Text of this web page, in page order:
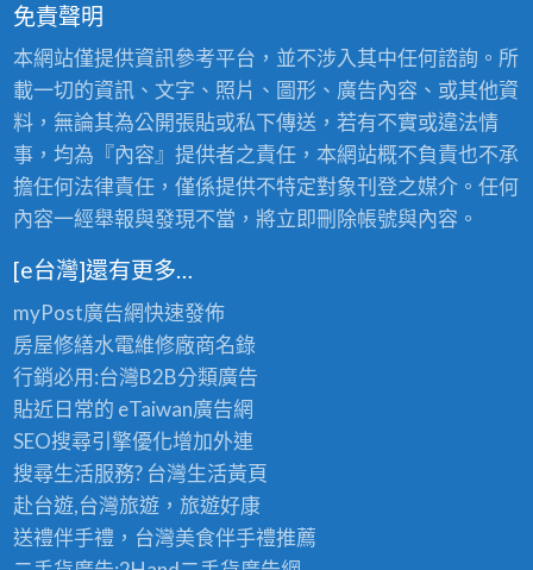
免責聲明
本網站僅提供資訊參考平台，並不涉入其中任何諮詢。所
載一切的資訊、文字、照片、圖形、廣告內容、或其他資
料，無論其為公開張貼或私下傳送，若有不實或違法情
事，均為『內容』提供者之責任，本網站概不負責也不承
擔任何法律責任，僅係提供不特定對象刊登之媒介。任何
內容一經舉報與發現不當，將立即刪除帳號與內容。
[e台灣]還有更多…
myPost廣告網快速發佈
房屋修繕水電維修廠商名錄
行銷必用:台灣B2B分類廣告
貼近日常的 eTaiwan廣告網
SEO搜尋引擎優化增加外連
搜尋生活服務? 台灣生活黃頁
赴台遊,台灣旅遊，旅遊好康
送禮伴手禮，台灣美食伴手禮推薦